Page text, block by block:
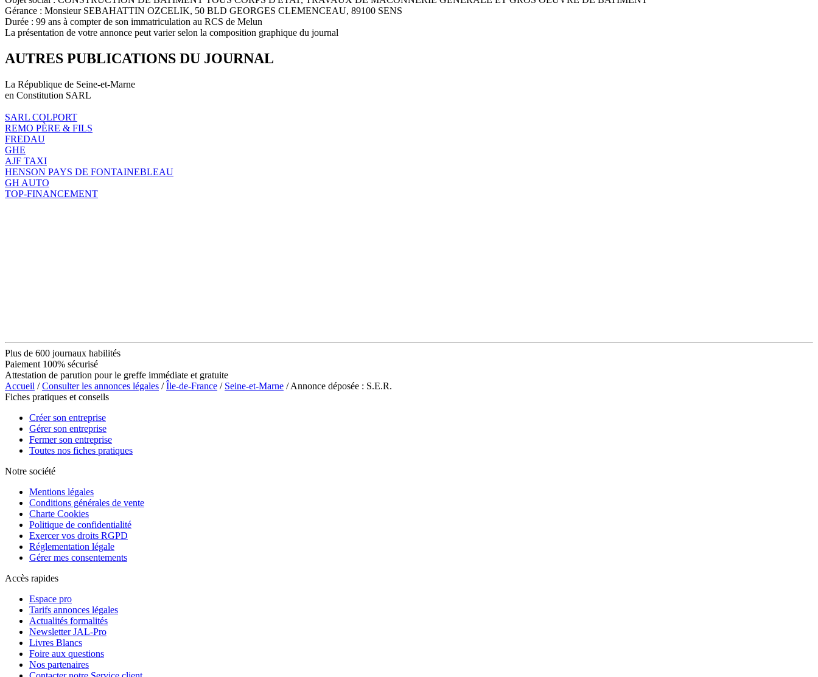
Gérance : Monsieur SEBAHATTIN OZCELIK, 50 BLD GEORGES CLEMENCEAU, 89100 SENS
Durée : 99 ans à compter de son immatriculation au RCS de Melun
La présentation de votre annonce peut varier selon la composition graphique du journal
AUTRES PUBLICATIONS DU JOURNAL
La République de Seine-et-Marne
en Constitution SARL
SARL COLPORT
REMO PÈRE & FILS
FREDAU
GHE
AJF TAXI
HENSON PAYS DE FONTAINEBLEAU
GH AUTO
TOP-FINANCEMENT
Plus de 600 journaux habilités
Paiement 100% sécurisé
Attestation de parution pour le greffe immédiate et gratuite
Accueil /Consulter les annonces légales /Île-de-France / Seine-et-Marne / Annonce déposée : S.E.R.
Fiches pratiques et conseils
Créer son entreprise
Gérer son entreprise
Fermer son entreprise
Toutes nos fiches pratiques
Notre société
Mentions légales
Conditions générales de vente
Charte Cookies
Politique de confidentialité
Exercer vos droits RGPD
Réglementation légale
Gérer mes consentements
Accès rapides
Espace pro
Tarifs annonces légales
Actualités formalités
Newsletter JAL-Pro
Livres Blancs
Foire aux questions
Nos partenaires